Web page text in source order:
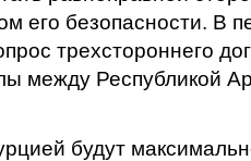
его безопасности. В
трехстороннего
между Республикой
будут